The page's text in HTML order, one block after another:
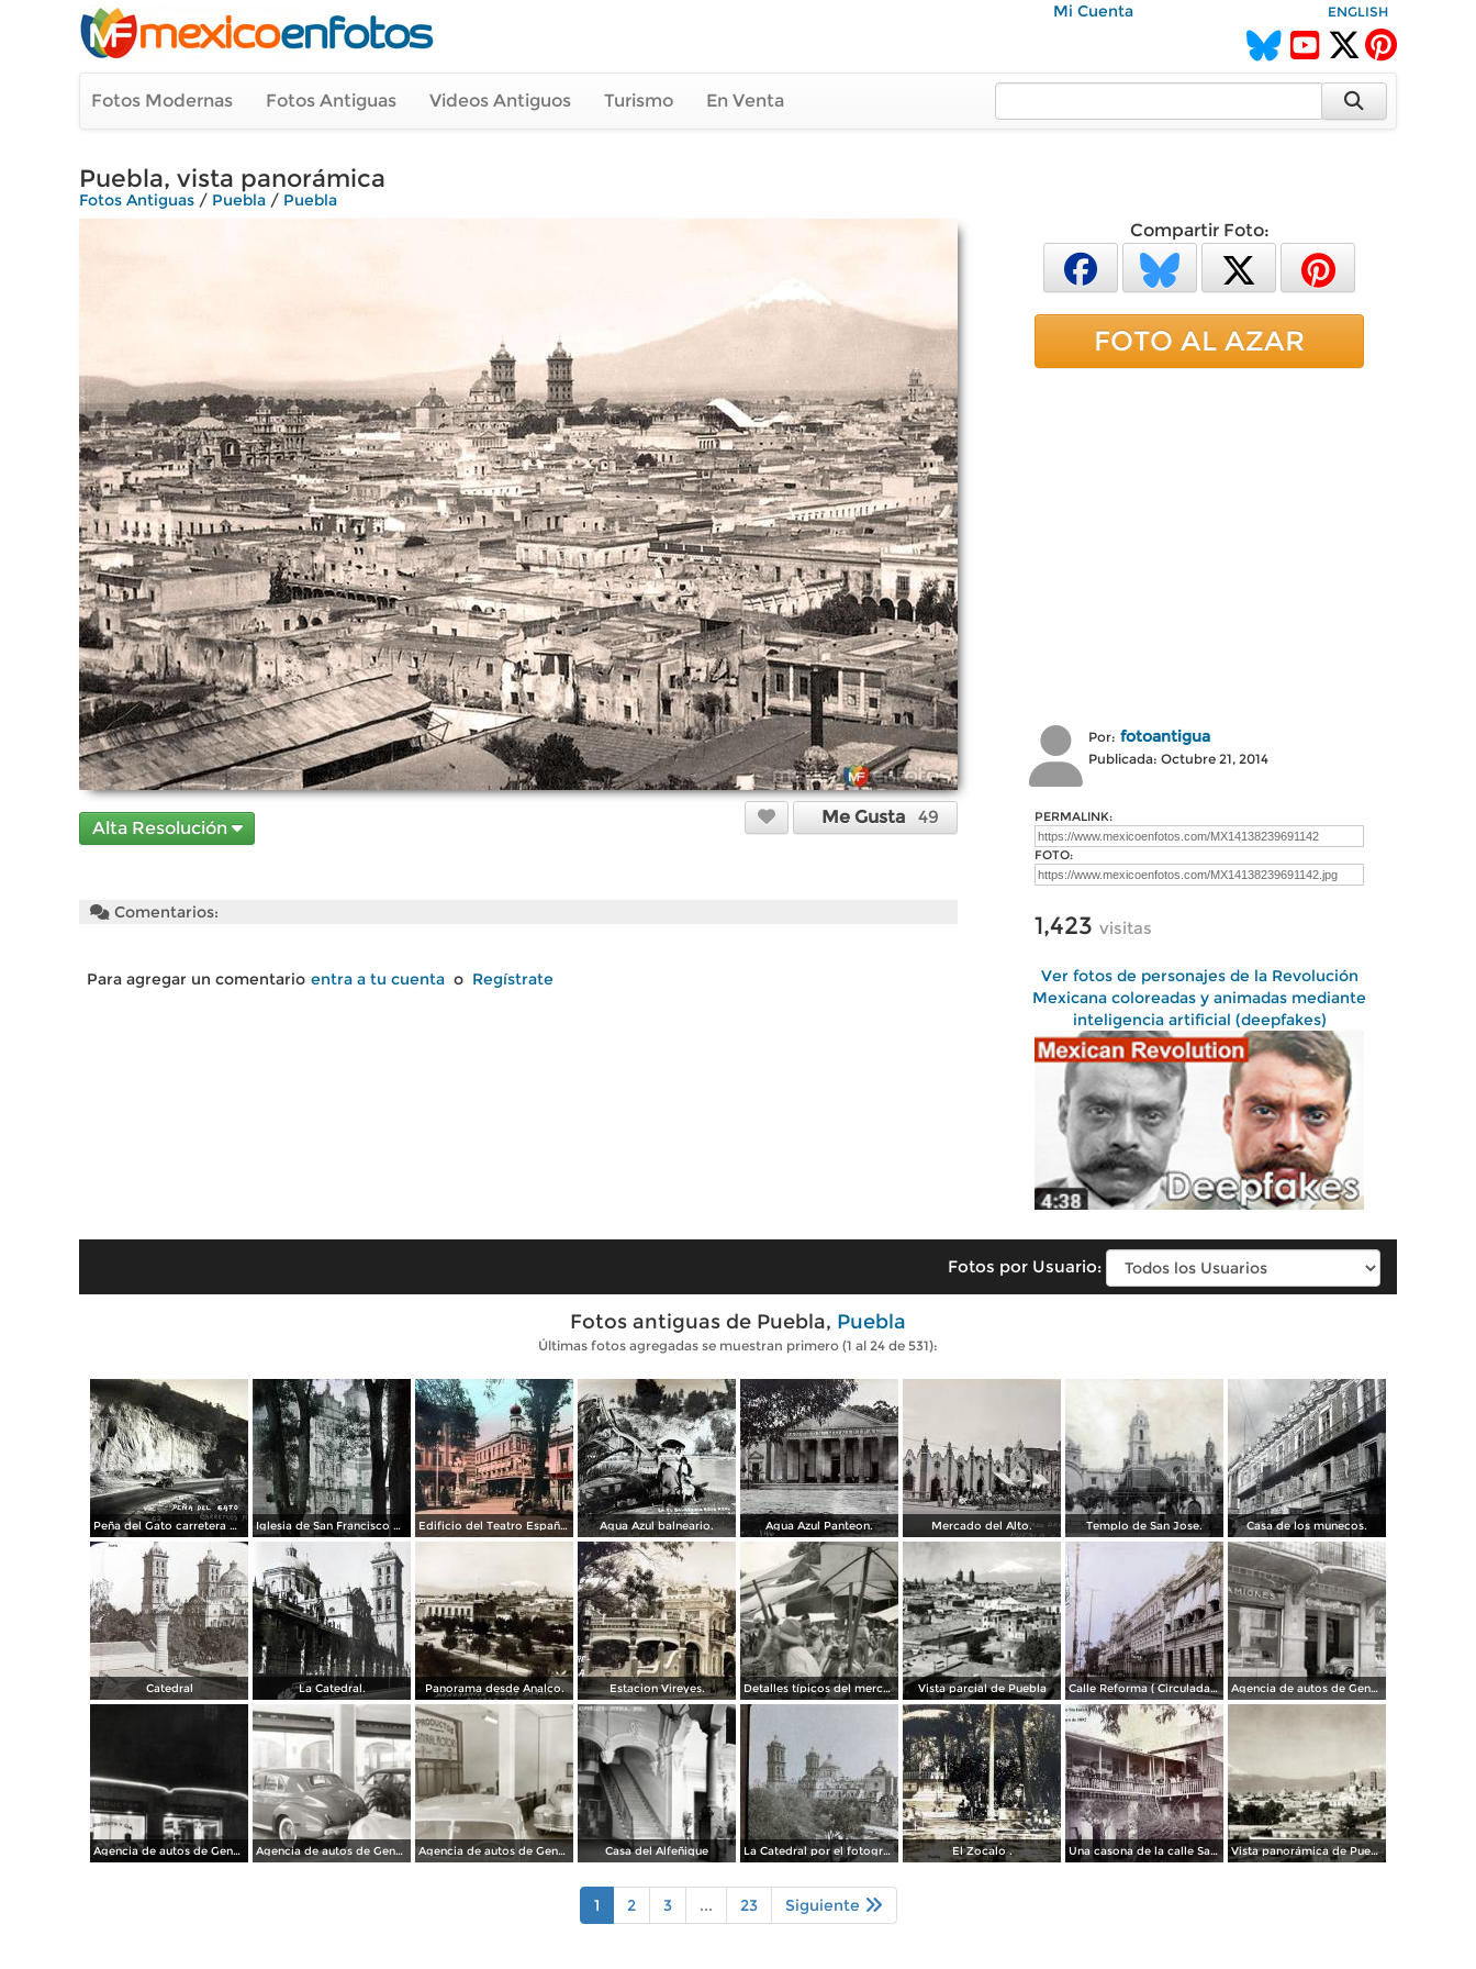
Mi Cuenta ENGLISH
Fotos Modernas Fotos Antiguas Videos Antiguos Turismo En Venta
Puebla, vista panorámica
Fotos Antiguas / Puebla / Puebla
Alta Resolución
Me Gusta 49
Comentarios:
Para agregar un comentario entra a tu cuenta o Regístrate
Compartir Foto:
FOTO AL AZAR
Por: fotoantigua
Publicada: Octubre 21, 2014
PERMALINK:
FOTO:
1,423 visitas
Ver fotos de personajes de la Revolución
Mexicana coloreadas y animadas mediante
inteligencia artificial (deepfakes)
Fotos por Usuario:
Fotos antiguas de Puebla, Puebla
Últimas fotos agregadas se muestran primero (1 al 24 de 531):
Peña del Gato carretera Mexico-Puebla Iglesia de San Francisco por el Fotógrafo Hugo Brehme. Edificio del Teatro Español. Agua Azul balneario. Agua Azul Panteon. Mercado del Alto. Templo de San Jose. Casa de los munecos.
Catedral La Catedral. Panorama desde Analco. Estacion Vireyes. Detalles típicos del mercado Vista parcial de Puebla Calle Reforma ( Circulada el 15 de Marzo de 1933 ). Agencia de autos de General Motors
Agencia de autos de General Motors Agencia de autos de General Motors Agencia de autos de General Motors Casa del Alfeñique La Catedral por el fotografo William H. Rau. El Zocalo . Una casona de la calle Santa Ines # 5 ( Fechada el 5 de Mayo de 1892 ). Vista panorámica de Puebla, con volcanes Popocatépetl (izq.) e Iztaccíhuatl (der.)
1 2 3 ... 23 Siguiente